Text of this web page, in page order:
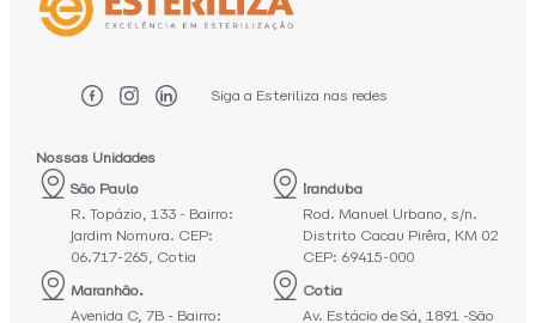
Siga a Esteriliza nas redes
Nossas Unidades
São Paulo
R. Topázio, 133 - Bairro:
Jardim Nomura. CEP:
06.717-265, Cotia
Maranhão.
Avenida C, 7B - Bairro:
Iranduba
Rod. Manuel Urbano, s/n.
Distrito Cacau Pirêra, KM 02
CEP: 69415-000
Cotia
Av. Estácio de Sá, 1891 -São